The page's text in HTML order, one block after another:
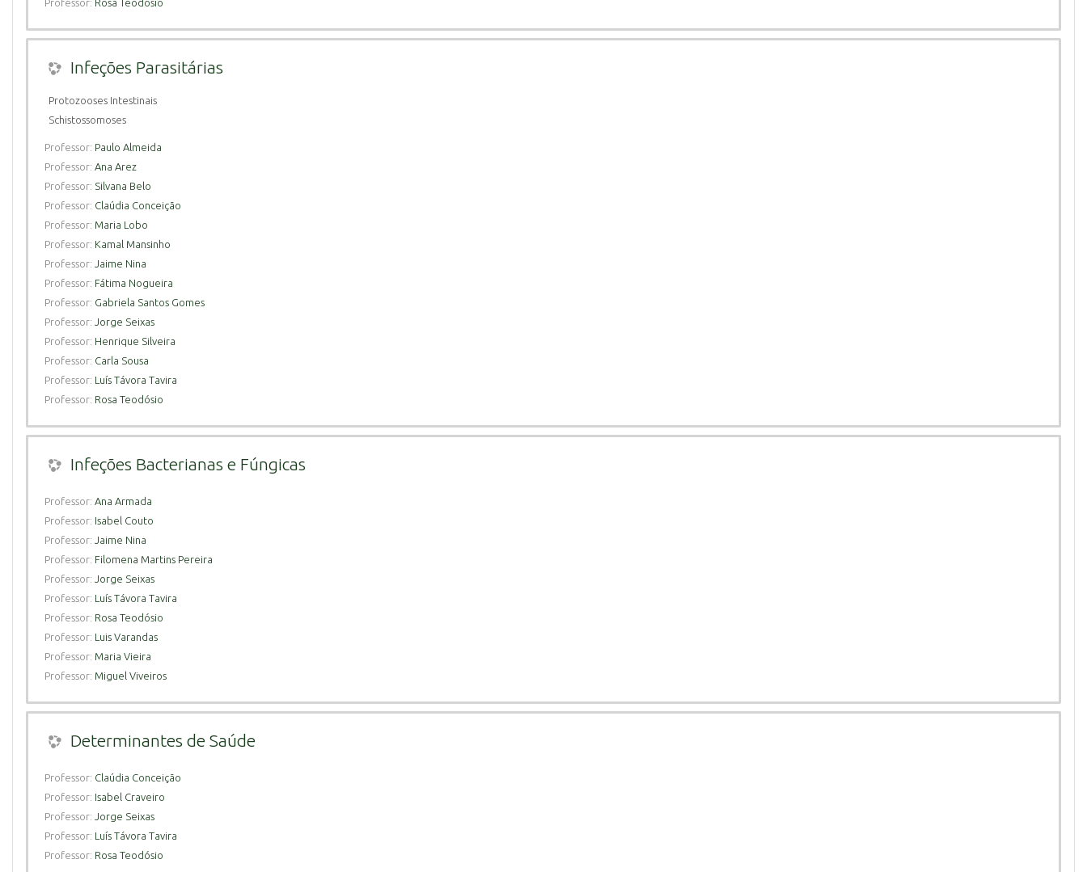
Infeções Parasitárias
Protozooses Intestinais
Schistossomoses
Professor: Paulo Almeida
Professor: Ana Arez
Professor: Silvana Belo
Professor: Claúdia Conceição
Professor: Maria Lobo
Professor: Kamal Mansinho
Professor: Jaime Nina
Professor: Fátima Nogueira
Professor: Gabriela Santos Gomes
Professor: Jorge Seixas
Professor: Henrique Silveira
Professor: Carla Sousa
Professor: Luís Távora Tavira
Professor: Rosa Teodósio
Infeções Bacterianas e Fúngicas
Professor: Ana Armada
Professor: Isabel Couto
Professor: Jaime Nina
Professor: Filomena Martins Pereira
Professor: Jorge Seixas
Professor: Luís Távora Tavira
Professor: Rosa Teodósio
Professor: Luis Varandas
Professor: Maria Vieira
Professor: Miguel Viveiros
Determinantes de Saúde
Professor: Claúdia Conceição
Professor: Isabel Craveiro
Professor: Jorge Seixas
Professor: Luís Távora Tavira
Professor: Rosa Teodósio